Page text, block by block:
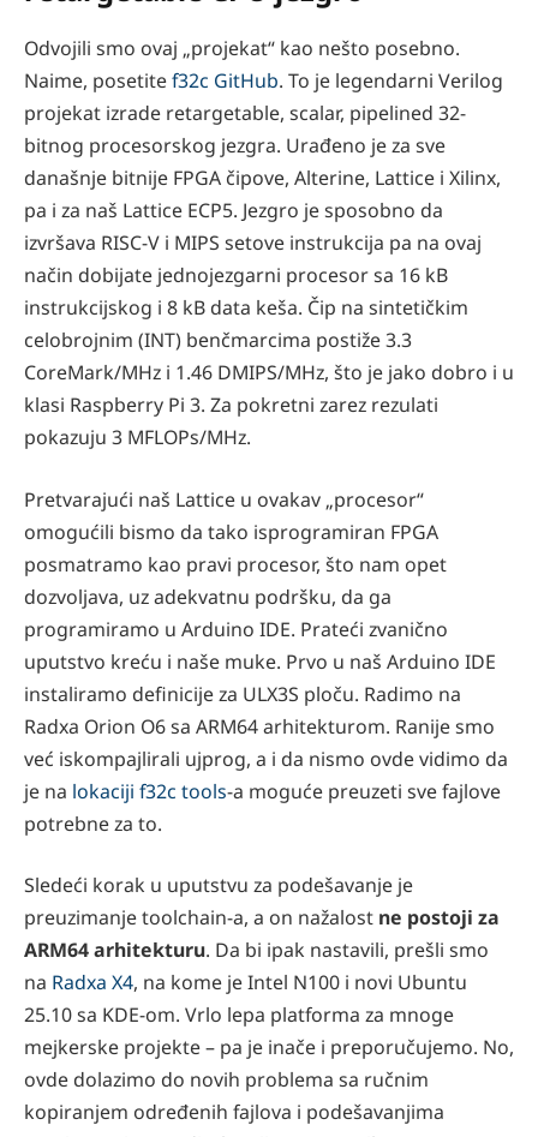
Odvojili smo ovaj „projekat“ kao nešto posebno.
Naime, posetitef32c GitHub. To je legendarni Verilog
projekat izrade retargetable, scalar, pipelined 32-
bitnog procesorskog jezgra. Urađeno je za sve
današnje bitnije FPGA čipove, Alterine, Lattice i Xilinx,
pa i za naš Lattice ECP5. Jezgro je sposobno da
izvršava RISC-V i MIPS setove instrukcija pa na ovaj
način dobijate jednojezgarni procesor sa 16 kB
instrukcijskog i 8 kB data keša. Čip na sintetičkim
celobrojnim (INT) benčmarcima postiže 3.3
CoreMark/MHz i 1.46 DMIPS/MHz, što je jako dobro i u
klasi Raspberry Pi 3. Za pokretni zarez rezulati
pokazuju 3 MFLOPs/MHz.
Pretvarajući naš Lattice u ovakav „procesor“
omogućili bismo da tako isprogramiran FPGA
posmatramo kao pravi procesor, što nam opet
dozvoljava, uz adekvatnu podršku, da ga
programiramo u Arduino IDE. Prateći zvanično
uputstvo kreću i naše muke. Prvo u naš Arduino IDE
instaliramo definicije za ULX3S ploču. Radimo na
Radxa Orion O6 sa ARM64 arhitekturom. Ranije smo
već iskompajlirali ujprog, a i da nismo ovde vidimo da
je na lokaciji f32c tools-a moguće preuzeti sve fajlove
potrebne za to.
Sledeći korak u uputstvu za podešavanje je
preuzimanje toolchain-a, a on nažalost ne postoji za
ARM64 arhitekturu. Da bi ipak nastavili, prešli smo
na Radxa X4, na kome je Intel N100 i novi Ubuntu
25.10 sa KDE-om. Vrlo lepa platforma za mnoge
mejkerske projekte – pa je inače i preporučujemo. No,
ovde dolazimo do novih problema sa ručnim
kopiranjem određenih fajlova i podešavanjima